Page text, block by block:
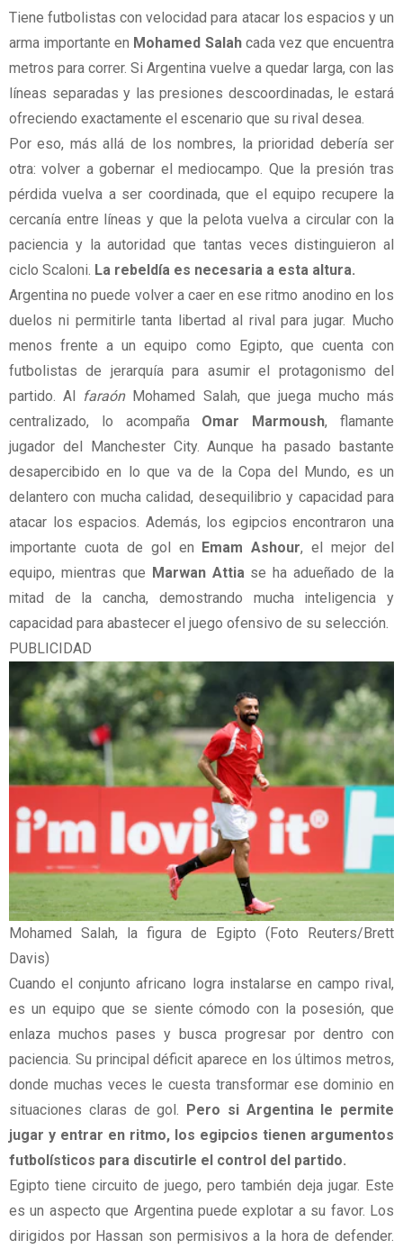
Tiene futbolistas con velocidad para atacar los espacios y un
arma importante en Mohamed Salahcada vez que encuentra
metros para correr. Si Argentina vuelve a quedar larga, con las
líneas separadas y las presiones descoordinadas, le estará
ofreciendo exactamente el escenario que su rival desea.
Por eso, más allá de los nombres, la prioridad debería ser
otra: volver a gobernar el mediocampo. Que la presión tras
pérdida vuelva a ser coordinada, que el equipo recupere la
cercanía entre líneas y que la pelota vuelva a circular con la
paciencia y la autoridad que tantas veces distinguieron al
ciclo Scaloni. La rebeldía es necesaria a esta altura.
Argentina no puede volver a caer en ese ritmo anodino en los
duelos ni permitirle tanta libertad al rival para jugar. Mucho
menos frente a un equipo como Egipto, que cuenta con
futbolistas de jerarquía para asumir el protagonismo del
partido. Al faraón Mohamed Salah, que juega mucho más
centralizado, lo acompaña Omar Marmoush, flamante
jugador del Manchester City. Aunque ha pasado bastante
desapercibido en lo que va de la Copa del Mundo, es un
delantero con mucha calidad, desequilibrio y capacidad para
atacar los espacios. Además, los egipcios encontraron una
importante cuota de gol en
Emam Ashour, el mejor del
equipo, mientras que Marwan Attiase ha adueñado de la
mitad de la cancha, demostrando mucha inteligencia y
capacidad para abastecer el juego ofensivo de su selección.
PUBLICIDAD
Mohamed Salah, la figura de Egipto (Foto Reuters/Brett
Davis)
Cuando el conjunto africano logra instalarse en campo rival,
es un equipo que se siente cómodo con la posesión, que
enlaza muchos pases y busca progresar por dentro con
paciencia. Su principal déficit aparece en los últimos metros,
donde muchas veces le cuesta transformar ese dominio en
situaciones claras de gol. Pero si Argentina le permite
jugar y entrar en ritmo, los egipcios tienen argumentos
futbolísticos para discutirle el control del partido.
Egipto tiene circuito de juego, pero también deja jugar. Este
es un aspecto que Argentina puede explotar a su favor. Los
dirigidos por Hassan son permisivos a la hora de defender.